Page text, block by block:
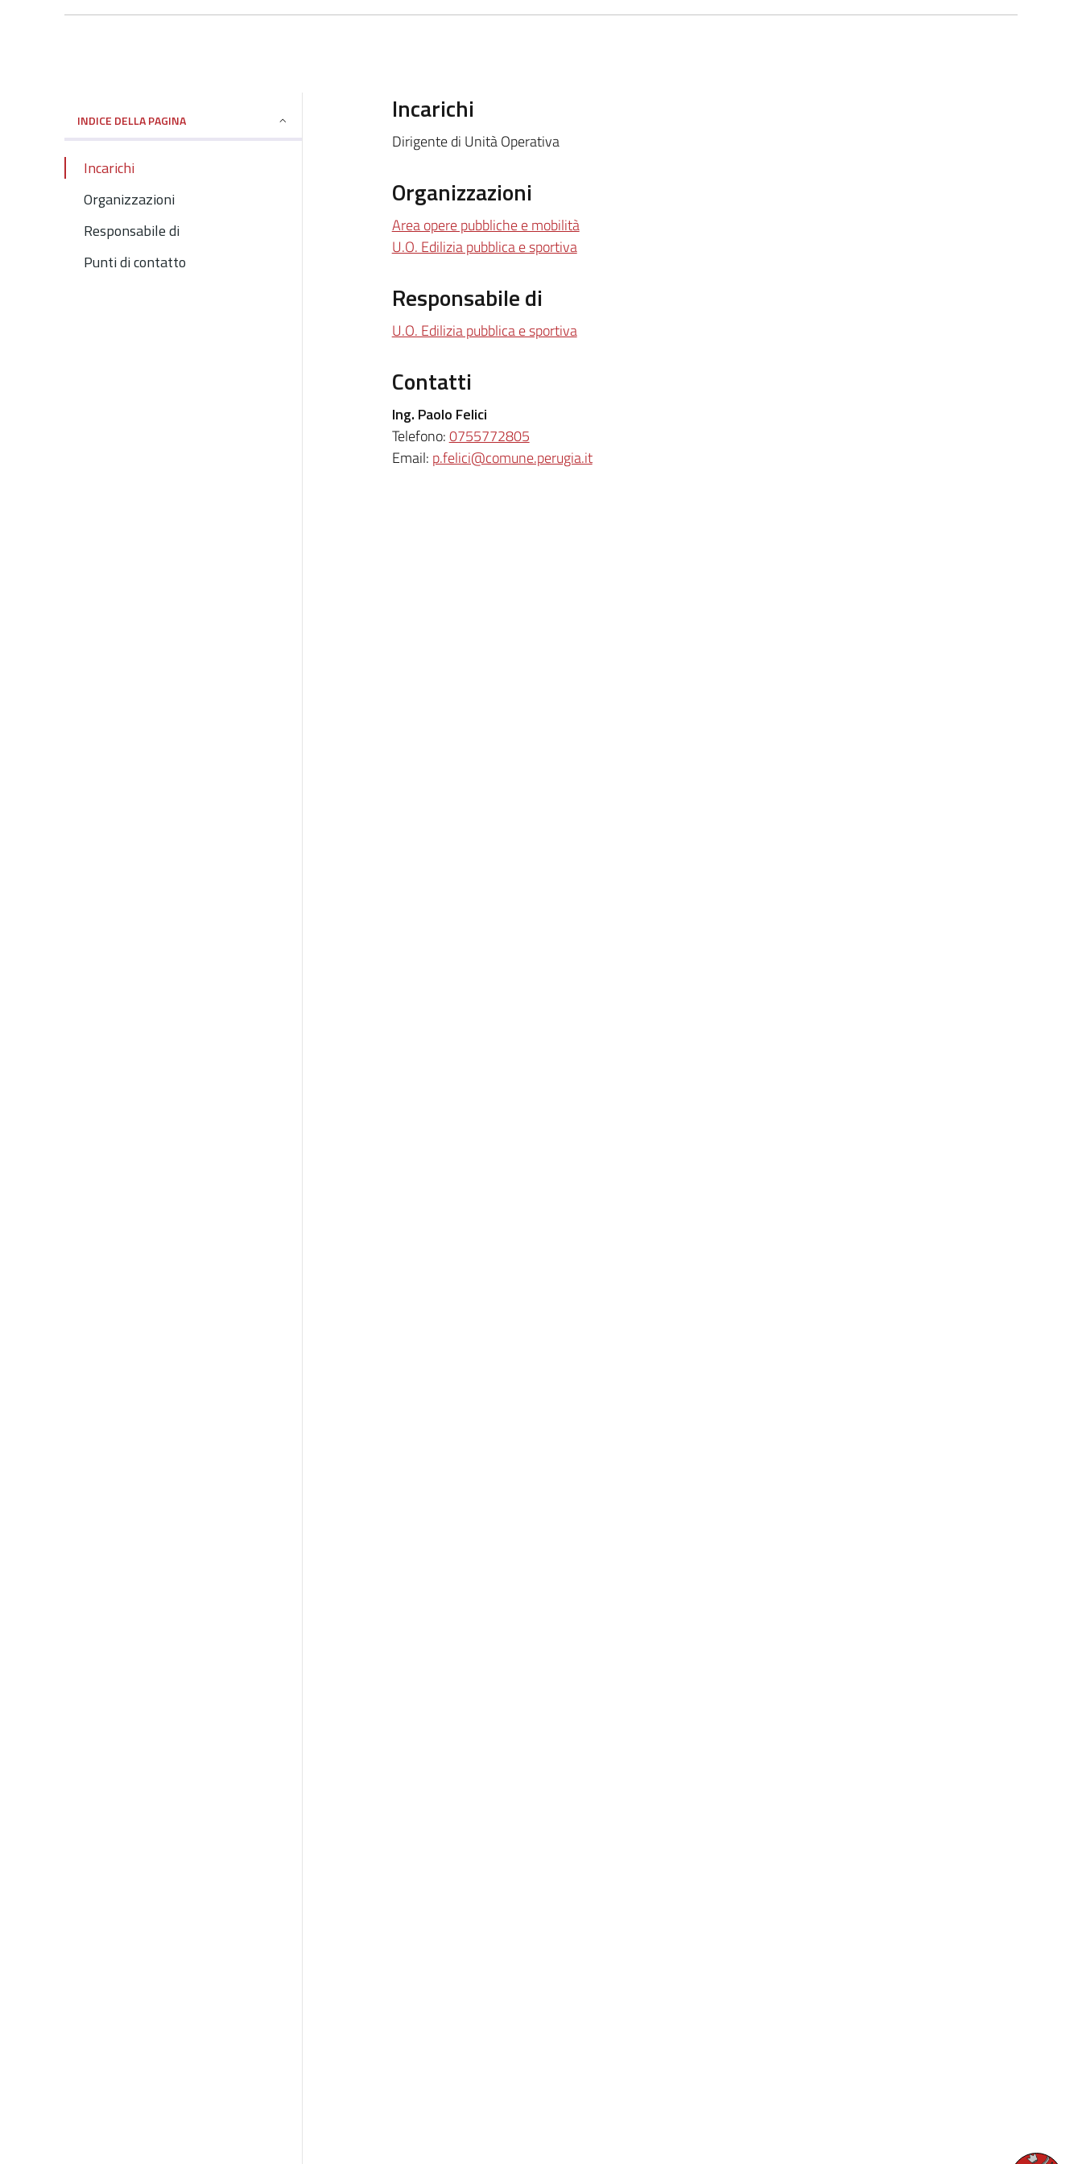
INDICE DELLA PAGINA
Incarichi
Organizzazioni
Responsabile di
Punti di contatto
Incarichi
Dirigente di Unità Operativa
Organizzazioni
Area opere pubbliche e mobilità
U.O. Edilizia pubblica e sportiva
Responsabile di
U.O. Edilizia pubblica e sportiva
Contatti
Ing. Paolo Felici
Telefono:0755772805
Email: p.felici@comune.perugia.it